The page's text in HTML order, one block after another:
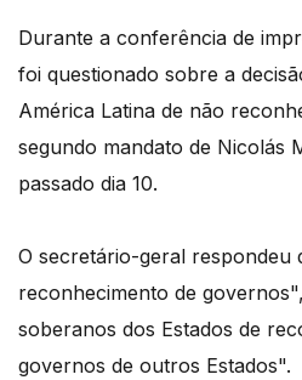
Durante a conferência de
foi questionado sobre a
América Latina de não
segundo mandato de Nicolás
passado dia 10.
O secretário-geral respondeu
reconhecimento de
soberanos dos Estados de
governos de outros Estados".